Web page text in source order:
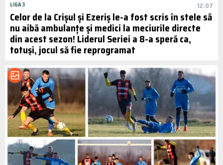
LIGA 3 12:07
Celor de la Crișul și Ezeriș le-a fost scris în stele să
nu aibă ambulanțe și medici la meciurile directe
din acest sezon! Liderul Seriei a 8-a speră ca,
totuși, jocul să fie reprogramat